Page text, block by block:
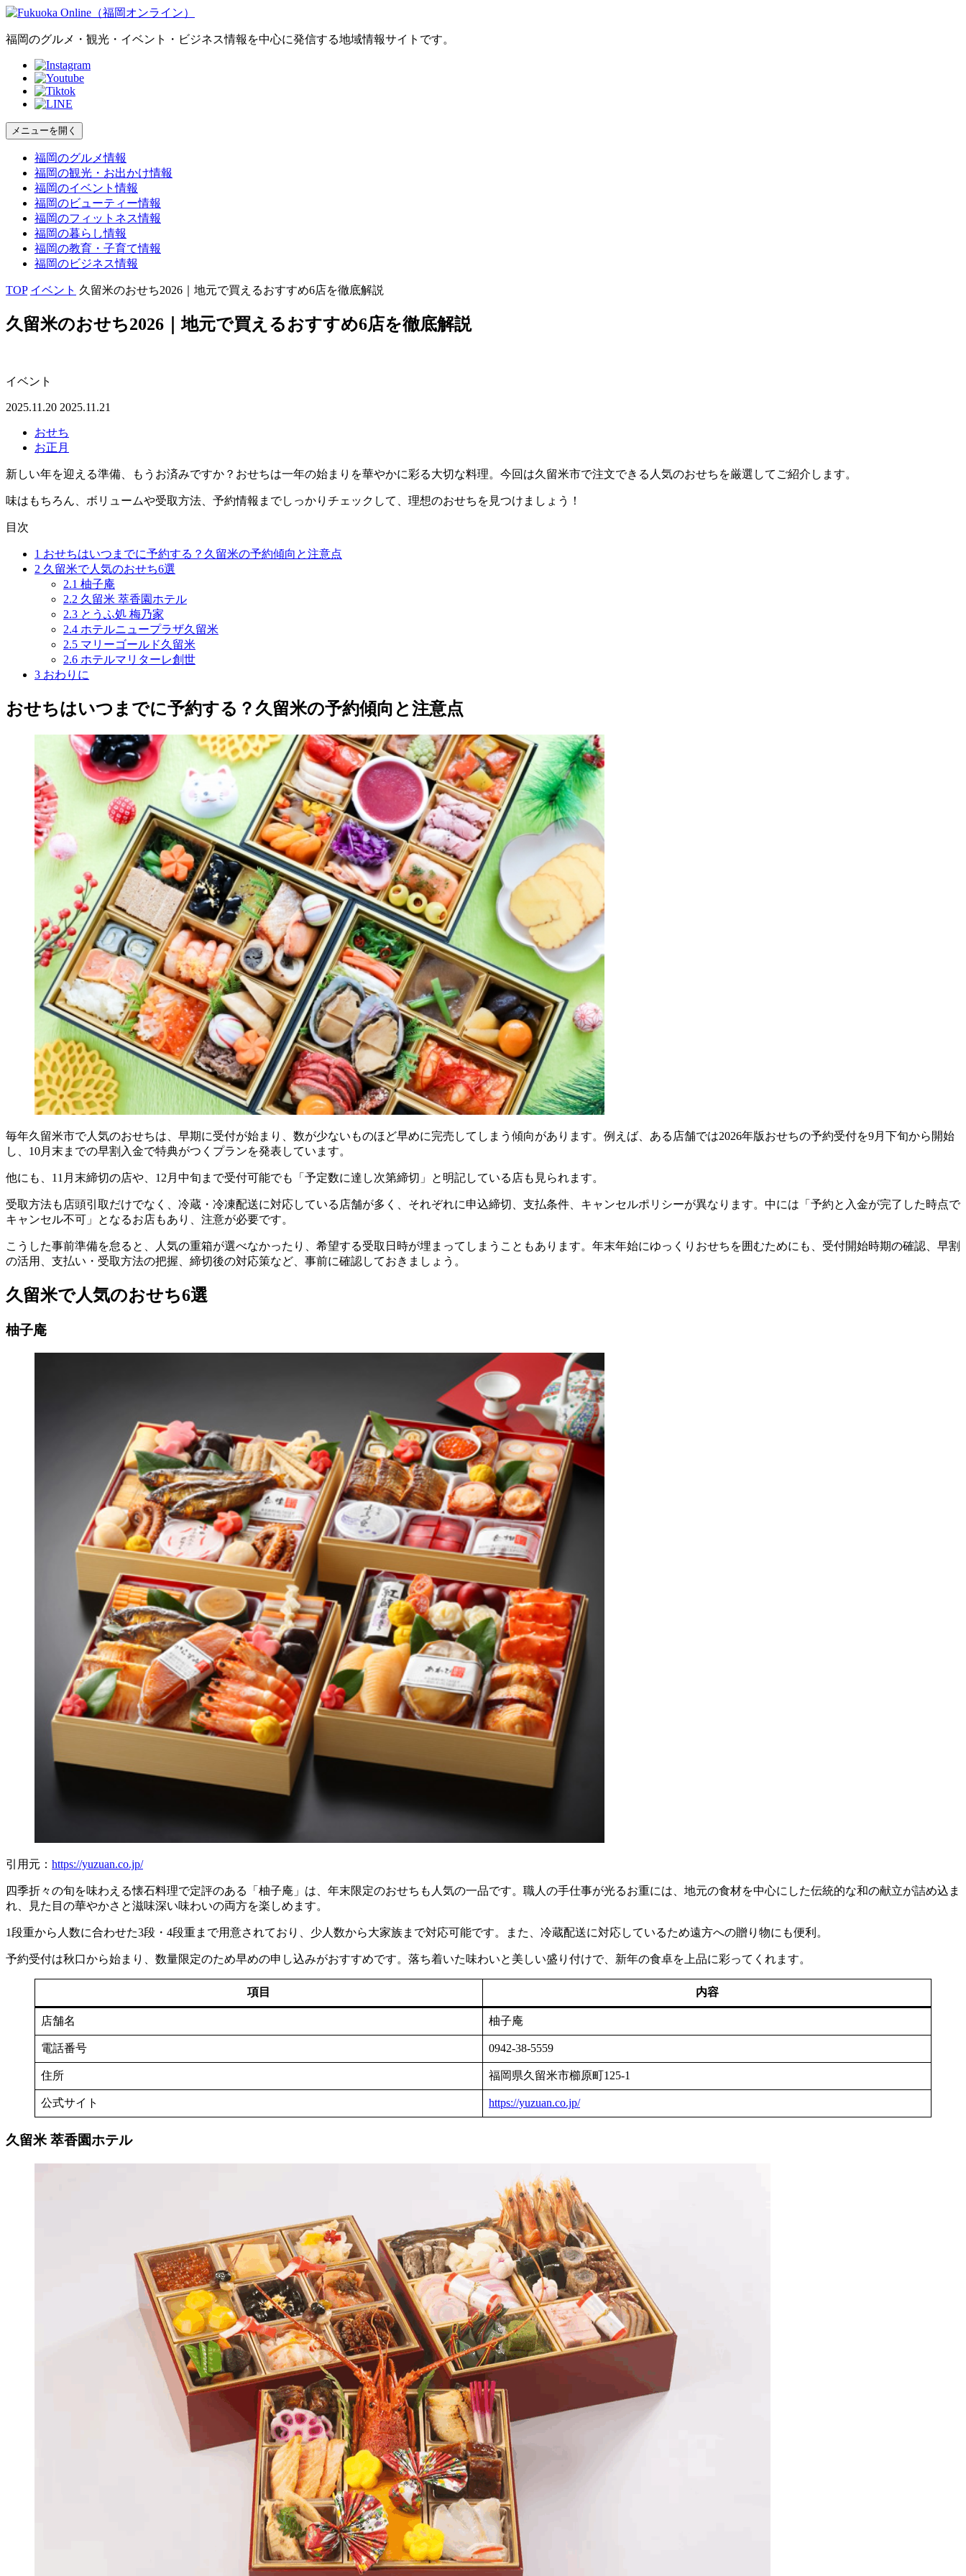
福岡のグルメ・観光・イベント・ビジネス情報を中心に発信する地域情報サイトです。
メニューを開く
福岡のグルメ情報
福岡の観光・お出かけ情報
福岡のイベント情報
福岡のビューティー情報
福岡のフィットネス情報
福岡の暮らし情報
福岡の教育・子育て情報
福岡のビジネス情報
TOP イベント 久留米のおせち2026｜地元で買えるおすすめ6店を徹底解説
久留米のおせち2026｜地元で買えるおすすめ6店を徹底解説
イベント
2025.11.20 2025.11.21
おせち
お正月
新しい年を迎える準備、もうお済みですか？おせちは一年の始まりを華やかに彩る大切な料理。今回は久留米市で注文できる人気のおせちを厳選してご紹介します。
味はもちろん、ボリュームや受取方法、予約情報までしっかりチェックして、理想のおせちを見つけましょう！
目次
1 おせちはいつまでに予約する？久留米の予約傾向と注意点
2 久留米で人気のおせち6選
2.1 柚子庵
2.2 久留米 萃香園ホテル
2.3 とうふ処 梅乃家
2.4 ホテルニュープラザ久留米
2.5 マリーゴールド久留米
2.6 ホテルマリターレ創世
3 おわりに
おせちはいつまでに予約する？久留米の予約傾向と注意点
毎年久留米市で人気のおせちは、早期に受付が始まり、数が少ないものほど早めに完売してしまう傾向があります。例えば、ある店舗では2026年版おせちの予約受付を9月下旬から開始
し、10月末までの早割入金で特典がつくプランを発表しています。
他にも、11月末締切の店や、12月中旬まで受付可能でも「予定数に達し次第締切」と明記している店も見られます。
受取方法も店頭引取だけでなく、冷蔵・冷凍配送に対応している店舗が多く、それぞれに申込締切、支払条件、キャンセルポリシーが異なります。中には「予約と入金が完了した時点で
キャンセル不可」となるお店もあり、注意が必要です。
こうした事前準備を怠ると、人気の重箱が選べなかったり、希望する受取日時が埋まってしまうこともあります。年末年始にゆっくりおせちを囲むためにも、受付開始時期の確認、早割
の活用、支払い・受取方法の把握、締切後の対応策など、事前に確認しておきましょう。
久留米で人気のおせち6選
柚子庵
引用元： https://yuzuan.co.jp/
四季折々の旬を味わえる懐石料理で定評のある「柚子庵」は、年末限定のおせちも人気の一品です。職人の手仕事が光るお重には、地元の食材を中心にした伝統的な和の献立が詰め込ま
れ、見た目の華やかさと滋味深い味わいの両方を楽しめます。
1段重から人数に合わせた3段・4段重まで用意されており、少人数から大家族まで対応可能です。また、冷蔵配送に対応しているため遠方への贈り物にも便利。
予約受付は秋口から始まり、数量限定のため早めの申し込みがおすすめです。落ち着いた味わいと美しい盛り付けで、新年の食卓を上品に彩ってくれます。
項目 内容
店舗名 柚子庵
電話番号 0942-38-5559
住所 福岡県久留米市櫛原町125-1
公式サイト https://yuzuan.co.jp/
久留米 萃香園ホテル